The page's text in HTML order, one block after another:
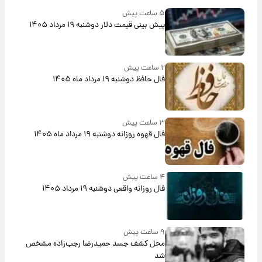
۵ ساعت پیش
پیش‌ بینی قیمت دلار دوشنبه ۱۹ مرداد ۱۴۰۵
۲ ساعت پیش
فال حافظ دوشنبه ۱۹ مرداد ماه ۱۴۰۵
۳ ساعت پیش
فال قهوه روزانه دوشنبه ۱۹ مرداد ماه ۱۴۰۵
فال روزانه واقعی دوشنبه ۱۹ مرداد ۱۴۰۵
۹ ساعت پیش
محل کشف جسد حمیدرضا رجب‌زاده مشخص
شد